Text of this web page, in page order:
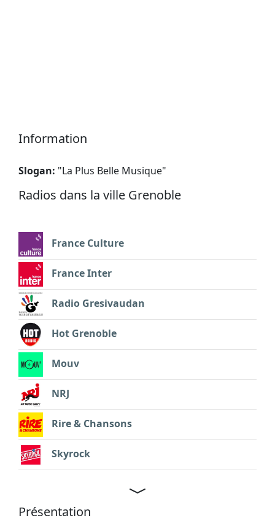
Information
Slogan: "La Plus Belle Musique"
Radios dans la ville Grenoble
France Culture
France Inter
Radio Gresivaudan
Hot Grenoble
Mouv
NRJ
Rire & Chansons
Skyrock
Présentation